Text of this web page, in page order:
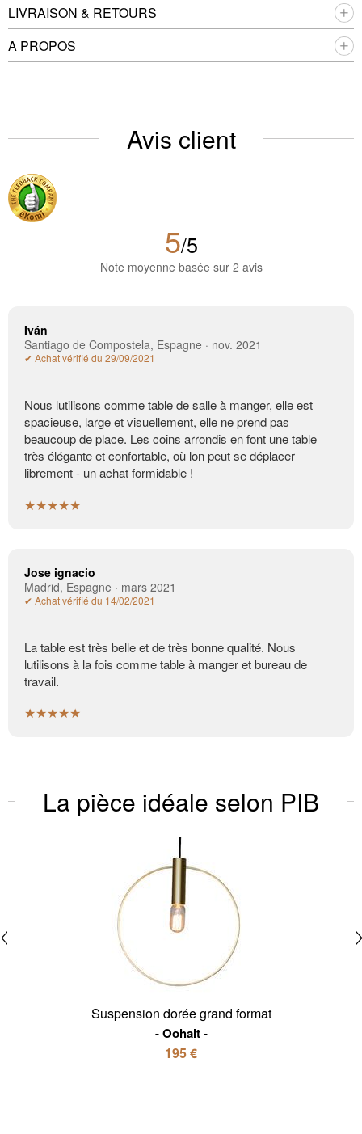
LIVRAISON & RETOURS
A PROPOS
Avis client
5/5
Note moyenne basée sur 2 avis
Iván
Santiago de Compostela, Espagne · nov. 2021
✔ Achat vérifié du 29/09/2021
Nous lutilisons comme table de salle à manger, elle est
spacieuse, large et visuellement, elle ne prend pas
beaucoup de place. Les coins arrondis en font une table
très élégante et confortable, où lon peut se déplacer
librement - un achat formidable !
★★★★★
Jose ignacio
Madrid, Espagne · mars 2021
✔ Achat vérifié du 14/02/2021
La table est très belle et de très bonne qualité. Nous
lutilisons à la fois comme table à manger et bureau de
travail.
★★★★★
La pièce idéale selon PIB
Suspension dorée grand format
Oohalt
195 €